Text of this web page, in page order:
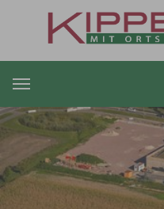
Zum Hauptinhalt springen